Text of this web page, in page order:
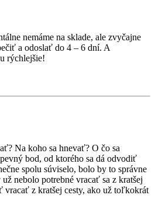
nemáme na sklade, ale zvyčajne
a odoslať do 4 – 6 dní. A
rýchlejšie!
Na koho sa hnevať? O čo sa
bod, od ktorého sa dá odvodiť
spolu súviselo, bolo by to správne
nebolo potrebné vracať sa z kratšej
vracať z kratšej cesty, ako už toľkokrát